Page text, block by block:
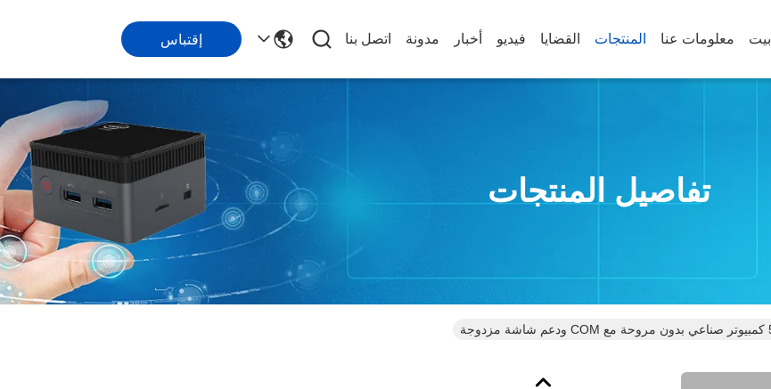
بيت معلومات عنا المنتجات القضايا فيديو أخبار مدونة اتصل بنا إقتباس
تفاصيل المنتجات